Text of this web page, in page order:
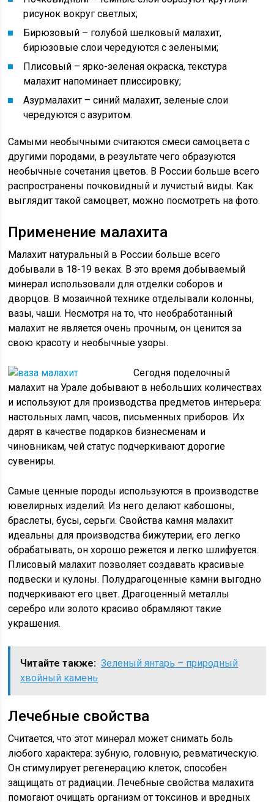
рисунок вокруг светлых;
Бирюзовый – голубой шелковый малахит,
бирюзовые слои чередуются с зелеными;
Плисовый – ярко-зеленая окраска, текстура
малахит напоминает плиссировку;
Азурмалахит – синий малахит, зеленые слои
чередуются с азуритом.
Самыми необычными считаются смеси самоцвета с
другими породами, в результате чего образуются
необычные сочетания цветов. В России больше всего
распространены почковидный и лучистый виды. Как
выглядит такой самоцвет, можно посмотреть на фото.
Применение малахита
Малахит натуральный в России больше всего
добывали в 18-19 веках. В это время добываемый
минерал использовали для отделки соборов и
дворцов. В мозаичной технике отделывали колонны,
вазы, чаши. Несмотря на то, что необработанный
малахит не является очень прочным, он ценится за
свою красоту и необычные узоры.
Сегодня поделочный
малахит на Урале добывают в небольших количествах
и используют для производства предметов интерьера:
настольных ламп, часов, письменных приборов. Их
дарят в качестве подарков бизнесменам и
чиновникам, чей статус подчеркивают дорогие
сувениры.
Самые ценные породы используются в производстве
ювелирных изделий. Из него делают кабошоны,
браслеты, бусы, серьги. Свойства камня малахит
идеальны для производства бижутерии, его легко
обрабатывать, он хорошо режется и легко шлифуется.
Плисовый малахит позволяет создавать красивые
подвески и кулоны. Полудрагоценные камни выгодно
подчеркивают его цвет. Драгоценный металлы
серебро или золото красиво обрамляют такие
украшения.
Читайте также: Зеленый янтарь – природный
хвойный камень
Лечебные свойства
Считается, что этот минерал может снимать боль
любого характера: зубную, головную, ревматическую.
Он стимулирует регенерацию клеток, способен
защищать от радиации. Лечебные свойства малахита
помогают очищать организм от токсинов и вредных